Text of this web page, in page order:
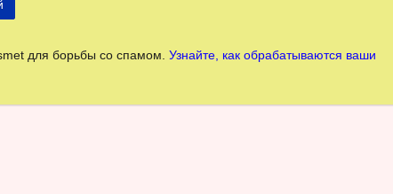
для борьбы со спамом.Узнайте, как обрабатываются ваши